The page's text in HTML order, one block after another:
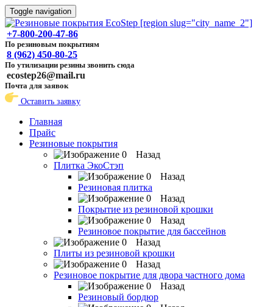
Toggle navigation
+7-800-200-47-86
По резиновым покрытиям
8 (962) 450-80-25
По утилизации резины звонить сюда
ecostep26@mail.ru
Почта для заявок
Оставить заявку
Главная
Прайс
Резиновые покрытия
Назад
Плитка ЭкоСтэп
Назад
Резиновая плитка
Назад
Покрытие из резиновой крошки
Назад
Резиновое покрытие для бассейнов
Назад
Плиты из резиновой крошки
Назад
Резиновое покрытие для двора частного дома
Назад
Резиновый бордюр